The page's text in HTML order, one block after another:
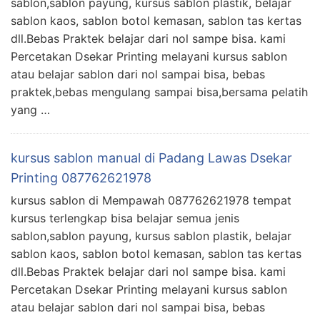
sablon,sablon payung, kursus sablon plastik, belajar
sablon kaos, sablon botol kemasan, sablon tas kertas
dll.Bebas Praktek belajar dari nol sampe bisa. kami
Percetakan Dsekar Printing melayani kursus sablon
atau belajar sablon dari nol sampai bisa, bebas
praktek,bebas mengulang sampai bisa,bersama pelatih
yang …
kursus sablon manual di Padang Lawas Dsekar
Printing 087762621978
kursus sablon di Mempawah 087762621978 tempat
kursus terlengkap bisa belajar semua jenis
sablon,sablon payung, kursus sablon plastik, belajar
sablon kaos, sablon botol kemasan, sablon tas kertas
dll.Bebas Praktek belajar dari nol sampe bisa. kami
Percetakan Dsekar Printing melayani kursus sablon
atau belajar sablon dari nol sampai bisa, bebas